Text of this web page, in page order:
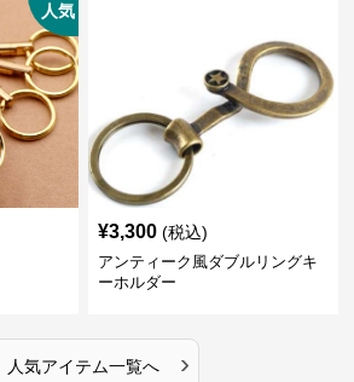
人気
¥3,300 (税込)
アンティーク風ダブルリングキ
ーホルダー
人気アイテム一覧へ ›